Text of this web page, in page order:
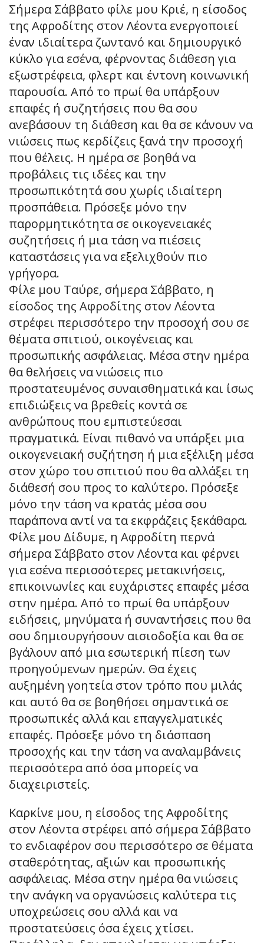
Σήμερα Σάββατο φίλε μου Κριέ, η είσοδος
της Αφροδίτης στον Λέοντα ενεργοποιεί
έναν ιδιαίτερα ζωντανό και δημιουργικό
κύκλο για εσένα, φέρνοντας διάθεση για
εξωστρέφεια, φλερτ και έντονη κοινωνική
παρουσία. Από το πρωί θα υπάρξουν
επαφές ή συζητήσεις που θα σου
ανεβάσουν τη διάθεση και θα σε κάνουν να
νιώσεις πως κερδίζεις ξανά την προσοχή
που θέλεις. Η ημέρα σε βοηθά να
προβάλεις τις ιδέες και την
προσωπικότητά σου χωρίς ιδιαίτερη
προσπάθεια. Πρόσεξε μόνο την
παρορμητικότητα σε οικογενειακές
συζητήσεις ή μια τάση να πιέσεις
καταστάσεις για να εξελιχθούν πιο
γρήγορα.
Φίλε μου Ταύρε, σήμερα Σάββατο, η
είσοδος της Αφροδίτης στον Λέοντα
στρέφει περισσότερο την προσοχή σου σε
θέματα σπιτιού, οικογένειας και
προσωπικής ασφάλειας. Μέσα στην ημέρα
θα θελήσεις να νιώσεις πιο
προστατευμένος συναισθηματικά και ίσως
επιδιώξεις να βρεθείς κοντά σε
ανθρώπους που εμπιστεύεσαι
πραγματικά. Είναι πιθανό να υπάρξει μια
οικογενειακή συζήτηση ή μια εξέλιξη μέσα
στον χώρο του σπιτιού που θα αλλάξει τη
διάθεσή σου προς το καλύτερο. Πρόσεξε
μόνο την τάση να κρατάς μέσα σου
παράπονα αντί να τα εκφράζεις ξεκάθαρα.
Φίλε μου Δίδυμε, η Αφροδίτη περνά
σήμερα Σάββατο στον Λέοντα και φέρνει
για εσένα περισσότερες μετακινήσεις,
επικοινωνίες και ευχάριστες επαφές μέσα
στην ημέρα. Από το πρωί θα υπάρξουν
ειδήσεις, μηνύματα ή συναντήσεις που θα
σου δημιουργήσουν αισιοδοξία και θα σε
βγάλουν από μια εσωτερική πίεση των
προηγούμενων ημερών. Θα έχεις
αυξημένη γοητεία στον τρόπο που μιλάς
και αυτό θα σε βοηθήσει σημαντικά σε
προσωπικές αλλά και επαγγελματικές
επαφές. Πρόσεξε μόνο τη διάσπαση
προσοχής και την τάση να αναλαμβάνεις
περισσότερα από όσα μπορείς να
διαχειριστείς.
Καρκίνε μου, η είσοδος της Αφροδίτης
στον Λέοντα στρέφει από σήμερα Σάββατο
το ενδιαφέρον σου περισσότερο σε θέματα
σταθερότητας, αξιών και προσωπικής
ασφάλειας. Μέσα στην ημέρα θα νιώσεις
την ανάγκη να οργανώσεις καλύτερα τις
υποχρεώσεις σου αλλά και να
προστατεύσεις όσα έχεις χτίσει.